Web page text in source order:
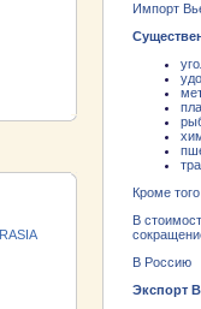
Импорт
Кроме
В
В Россию
Экспорт